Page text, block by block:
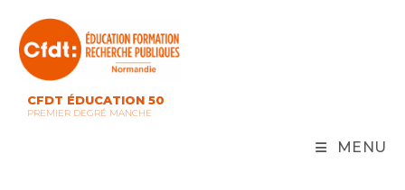
CFDT ÉDUCATION 50
PREMIER DEGRÉ MANCHE
MENU